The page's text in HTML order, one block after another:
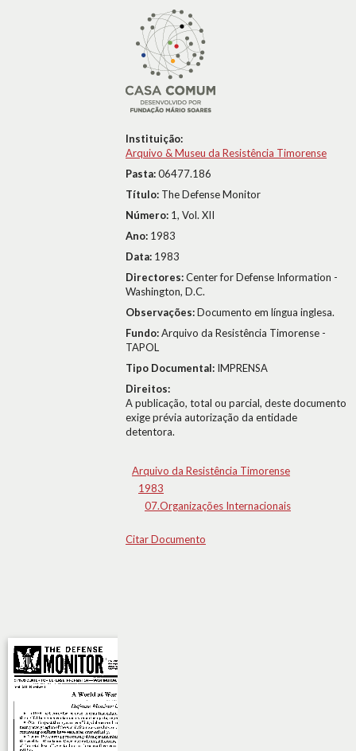
Instituição:
Arquivo & Museu da Resistência Timorense
Pasta:06477.186
Título: The Defense Monitor
Número: 1, Vol. XII
Ano: 1983
Data: 1983
Directores:Center for Defense Information -
Washington, D.C.
Observações:Documento em língua inglesa.
Fundo:Arquivo da Resistência Timorense -
TAPOL
Tipo Documental: IMPRENSA
Direitos:
A publicação, total ou parcial, deste documento
exige prévia autorização da entidade
detentora.
Arquivo da Resistência Timorense
1983
07.Organizações Internacionais
Citar Documento